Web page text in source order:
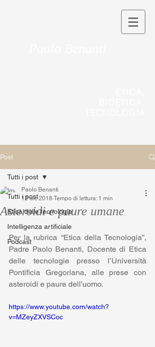
Post
Tutti i post
Etica delle tecnologie
Intelligenza artificiale
Podcast
Tutti i post
Asteroidi e paure umane
Paolo Benanti
12 dic 2018 Tempo di lettura: 1 min
Per la rubrica “Etica della Tecnologia”,
Padre Paolo Benanti, Docente di Etica
delle tecnologie presso l’Università
Pontificia Gregoriana, alle prese con
asteroidi e paure dell'uomo.
https://www.youtube.com/watch?
v=MZeyZXVSCoc